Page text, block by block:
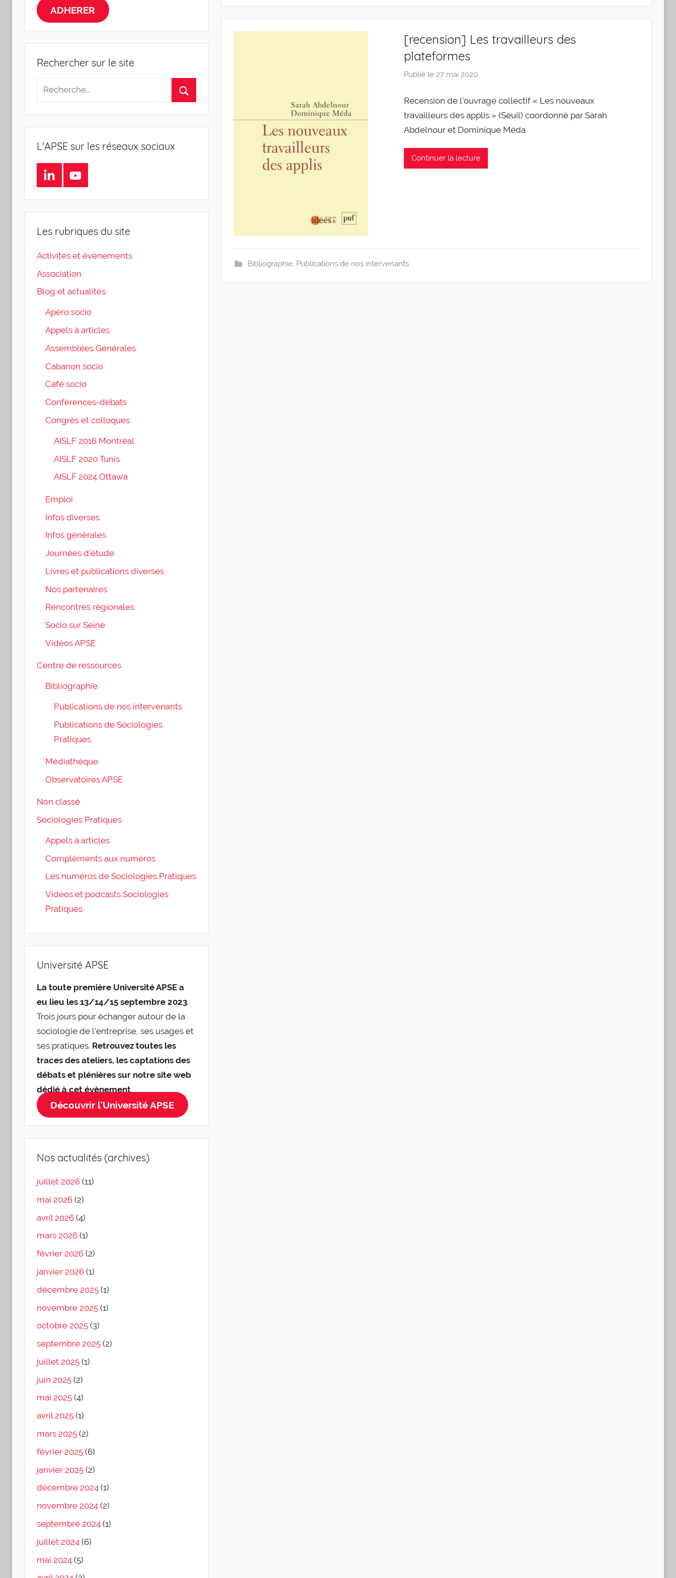
Sociologie
de
l'Entreprise
[recension] Les travailleurs des
plateformes
Publié le27 mai 2020
r
g
l
Recension de l’ouvrage collectif « Les nouveaux
travailleurs des applis » (Seuil) coordonné par Sarah
Abdelnour et Dominique Méda
Continuer la lecture
Bibliographie, Publications de nos intervenants
ADHERER
Rechercher sur le site
L'APSE sur les réseaux sociaux
LinkedInYoutube
Les rubriques du site
Activités et évènements
Association
Blog et actualités
Apéro socio
Appels à articles
Assemblées Générales
Cabanon socio
Café socio
Conférences-débats
Congrès et colloques
AISLF 2016 Montréal
AISLF 2020 Tunis
AISLF 2024 Ottawa
Emploi
Infos diverses
Infos générales
Journées d'étude
Livres et publications diverses
Nos partenaires
Rencontres régionales
Socio sur Seine
Vidéos APSE
Centre de ressources
Bibliographie
Publications de nos intervenants
Publications de Sociologies
Pratiques
Médiathèque
Observatoires APSE
Non classé
Sociologies Pratiques
Appels à articles
Compléments aux numéros
Les numéros de Sociologies Pratiques
Vidéos et podcasts Sociologies
Pratiques
Université APSE
La toute première Université APSE a
eu lieu les 13/14/15 septembre 2023.
Trois jours pour échanger autour de la
sociologie de l'entreprise, ses usages et
ses pratiques. Retrouvez toutes les
traces des ateliers, les captations des
débats et plénières sur notre site web
dédié à cet évènement.
Découvrir l'Université APSE
Nos actualités (archives)
juillet 2026 (11)
mai 2026 (2)
avril 2026 (4)
mars 2026 (1)
février 2026 (2)
janvier 2026 (1)
décembre 2025 (1)
novembre 2025 (1)
octobre 2025 (3)
septembre 2025 (2)
juillet 2025 (1)
juin 2025 (2)
mai 2025 (4)
avril 2025 (1)
mars 2025 (2)
février 2025 (6)
janvier 2025 (2)
décembre 2024 (1)
novembre 2024 (2)
septembre 2024 (1)
juillet 2024 (6)
mai 2024 (5)